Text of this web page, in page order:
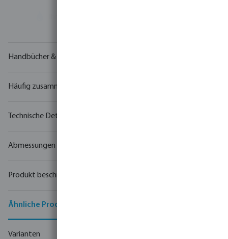
Handbücher & Zeichnungen
Häufig zusammen gekauft
Technische Details
Abmessungen
Produkt beschreibung
Ähnliche Produkte
Varianten